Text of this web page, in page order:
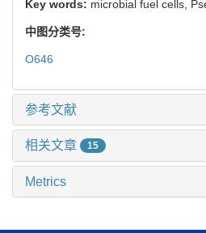
Key words: microbial fuel cells,
中图分类号:
O646
参考文献
相关文章 15
Metrics